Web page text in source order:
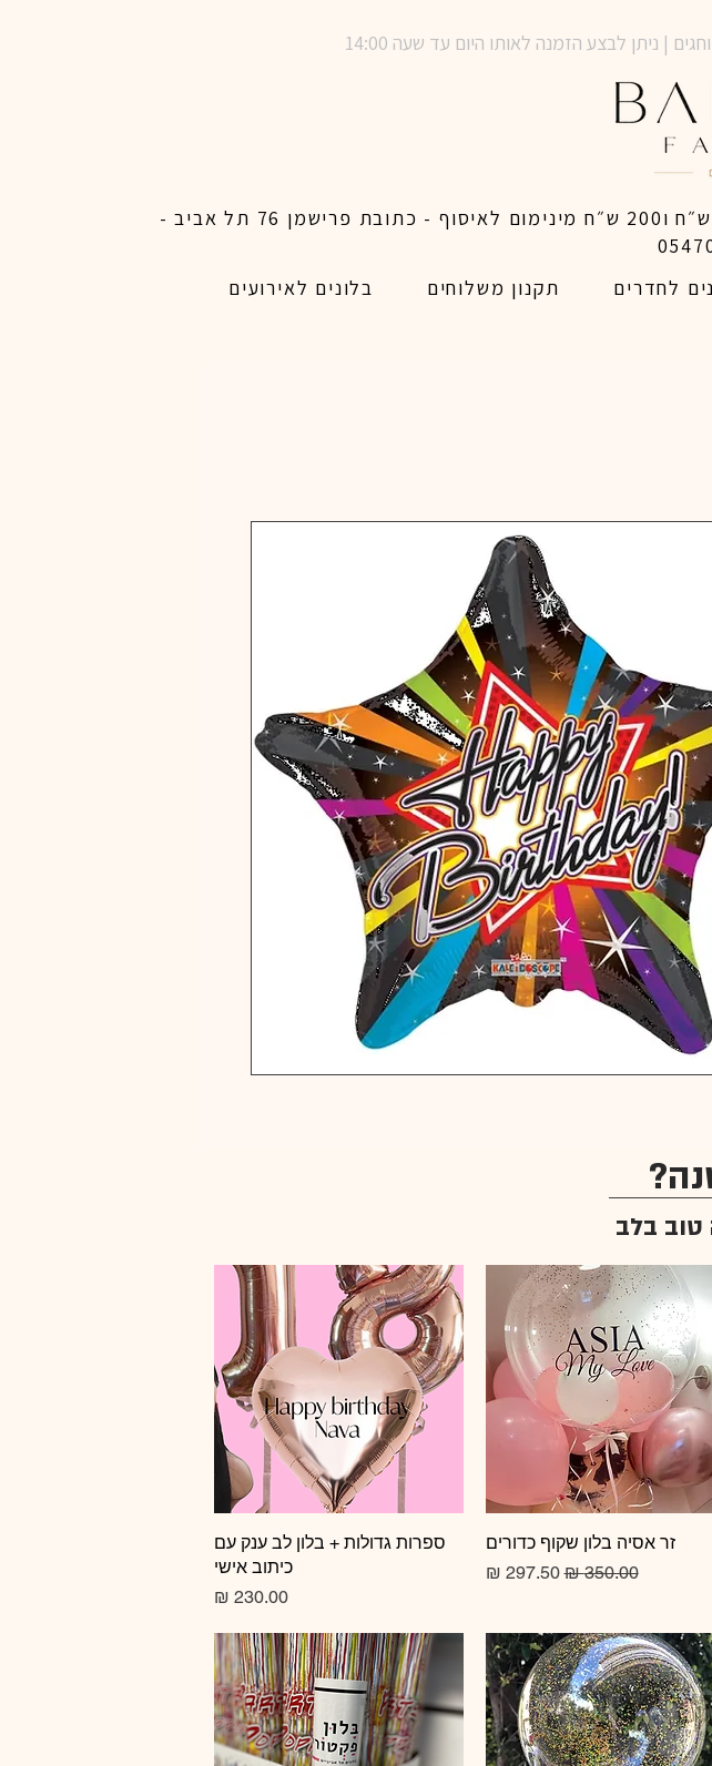
שימו לב ! מינימום הזמנת משלוח באתר לכל האיזורים האפשריים 450 ש״ח ו200 ש״ח מינימום לאיסוף - כתובת פרישמן 76 תל אביב -
לחדרים תקנון משלוחים בלונים לאירועים
בלב
תצוגה מהירה
זר אסיה בלון שקוף כדורים
מחיר רגיל‏350.00 ‏₪ מחיר מבצע‏297.50 ‏₪
תצוגה מהירה
ספרות גדולות + בלון לב ענק עם
כיתוב אישי
מחיר